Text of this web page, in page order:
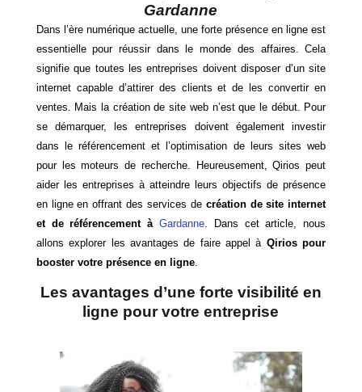
Gardanne
Dans l’ère numérique actuelle, une forte présence en ligne est
essentielle pour réussir dans le monde des affaires. Cela
signifie que toutes les entreprises doivent disposer d’un site
internet capable d’attirer des clients et de les convertir en
ventes. Mais la création de site web n’est que le début. Pour
se démarquer, les entreprises doivent également investir
dans le référencement et l’optimisation de leurs sites web
pour les moteurs de recherche. Heureusement, Qirios peut
aider les entreprises à atteindre leurs objectifs de présence
en ligne en offrant des services de création de site internet
et de référencement à Gardanne . Dans cet article, nous
allons explorer les avantages de faire appel à Qirios pour
booster votre présence en ligne.
Les avantages d’une forte visibilité en
ligne pour votre entreprise